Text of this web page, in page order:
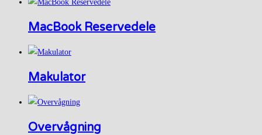
MacBook Reservedele
Makulator
Overvågning